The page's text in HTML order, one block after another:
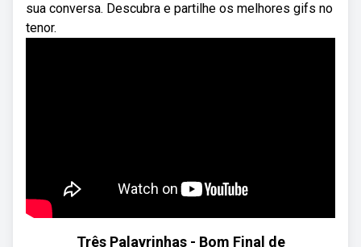
sua conversa. Descubra e partilhe os melhores gifs no
tenor.
Três Palavrinhas - Bom Final de